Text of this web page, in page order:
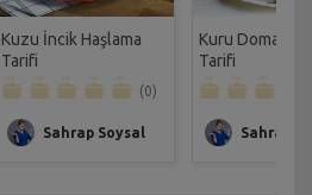
Kuzu İncik Haşlama
Tarifi
(0)
Sahrap Soysal
Kuru Domatesli
Tarifi
Sahrap